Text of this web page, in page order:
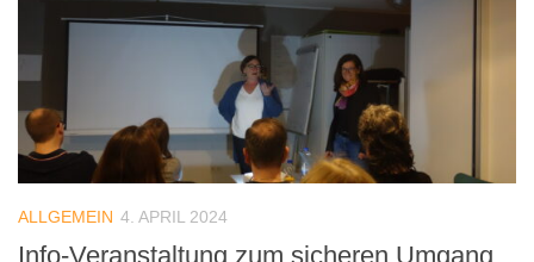
ALLGEMEIN 4. APRIL 2024
Info-Veranstaltung zum sicheren Umgang